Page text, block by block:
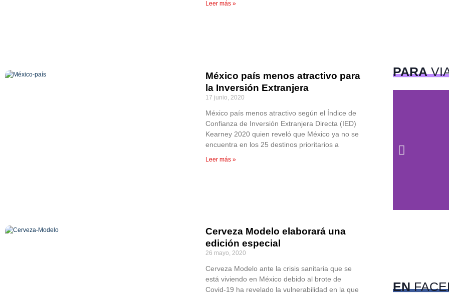
Leer más »
México país menos atractivo para
la Inversión Extranjera
17 junio, 2020
México país menos atractivo según el Índice de
Confianza de Inversión Extranjera Directa (IED)
Kearney 2020 quien reveló que México ya no se
encuentra en los 25 destinos prioritarios a
Leer más »
Cerveza Modelo elaborará una
edición especial
26 mayo, 2020
Cerveza Modelo ante la crisis sanitaria que se
está viviendo en México debido al brote de
Covid-19 ha revelado la vulnerabilidad en la que
PARA
EN